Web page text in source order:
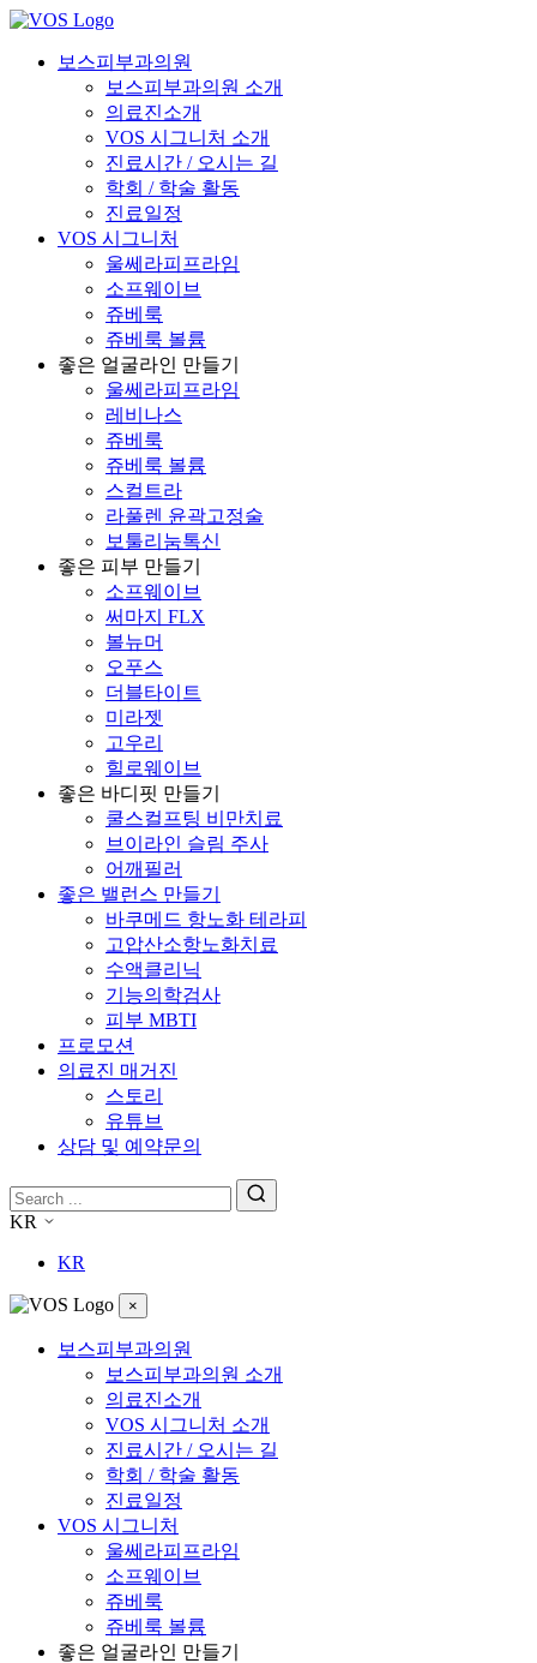
보스피부과의원
보스피부과의원 소개
의료진소개
VOS 시그니처 소개
진료시간 / 오시는 길
학회 / 학술 활동
진료일정
VOS 시그니처
울쎄라피프라임
소프웨이브
쥬베룩
쥬베룩 볼륨
좋은 얼굴라인 만들기
울쎄라피프라임
레비나스
쥬베룩
쥬베룩 볼륨
스컬트라
라풀렌 윤곽고정술
보툴리눔톡신
좋은 피부 만들기
소프웨이브
써마지 FLX
볼뉴머
오푸스
더블타이트
미라젯
고우리
힐로웨이브
좋은 바디핏 만들기
쿨스컬프팅 비만치료
브이라인 슬림 주사
어깨필러
좋은 밸런스 만들기
바쿠메드 항노화 테라피
고압산소항노화치료
수액클리닉
기능의학검사
피부 MBTI
프로모션
의료진 매거진
스토리
유튜브
상담 및 예약문의
KR
KR
×
보스피부과의원
보스피부과의원 소개
의료진소개
VOS 시그니처 소개
진료시간 / 오시는 길
학회 / 학술 활동
진료일정
VOS 시그니처
울쎄라피프라임
소프웨이브
쥬베룩
쥬베룩 볼륨
좋은 얼굴라인 만들기